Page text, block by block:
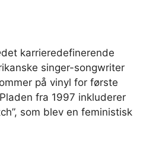
det karrieredefinerende
singer-songwriter
på vinyl for første
fra 1997 inkluderer
som blev en feministisk